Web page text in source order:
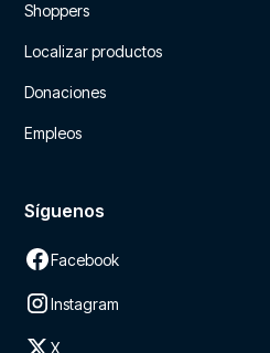
Shoppers
Localizar productos
Donaciones
Empleos
Síguenos
Facebook
Instagram
X